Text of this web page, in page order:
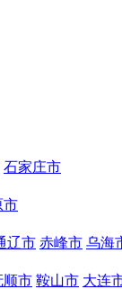
石家庄市
市
辽市 赤峰市 乌海
顺市 鞍山市 大连